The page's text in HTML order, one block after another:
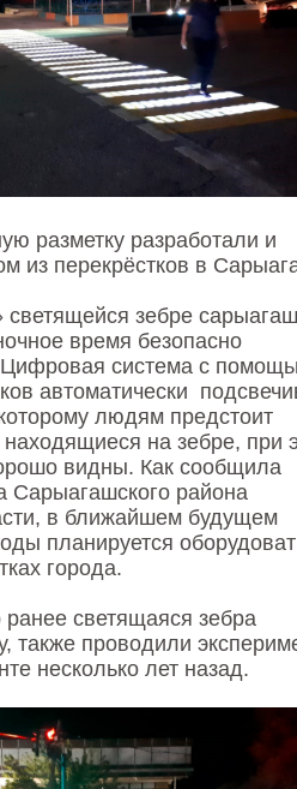
разметку разработали и
из перекрёстков в
зебре
время безопасно
Цифровая система с
автоматически
людям предстоит
на зебре, при
видны. Как сообщила
Сарыагашского района
в ближайшем будущем
планируется
города.
ранее светящаяся зебра
также проводили
несколько лет назад.